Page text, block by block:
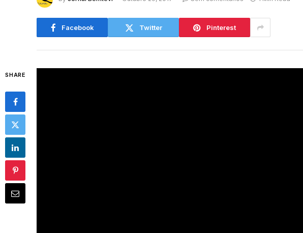
Facebook Twitter Pinterest
SHARE